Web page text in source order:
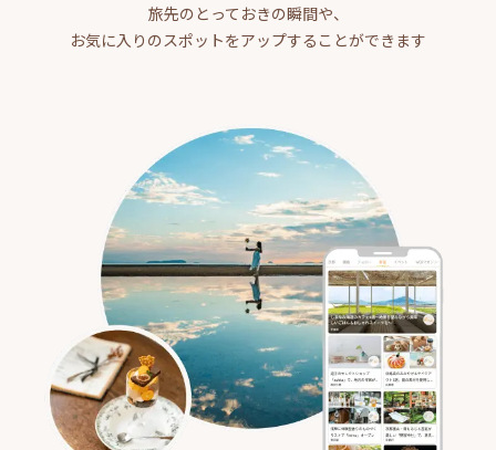
旅先のとっておきの瞬間や、
お気に入りのスポットをアップすることができます